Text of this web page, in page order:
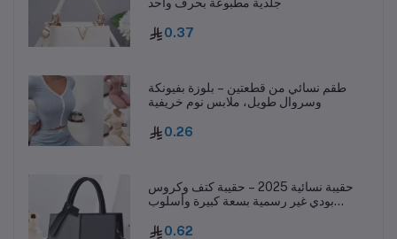
0.37
طقم نسائي من قطعتين – بلوزة بفيونكة
وسروال طويل، ملابس نوم خريفية
0.26
حقيبة نسائية 2025 – حقيبة كتف وكروس
بودي غير رسمية بسعة كبيرة وأسلوب
0.62